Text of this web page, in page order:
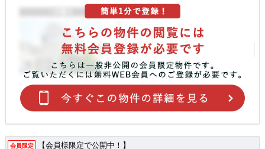
会員限定 【会員様限定で公開中！】